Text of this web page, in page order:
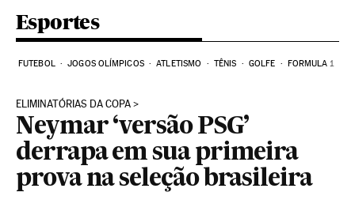
Esportes
FUTEBOL JOGOS OLÍMPICOS ATLETISMO TÊNIS GOLFE FORMULA 1
ELIMINATÓRIAS DA COPA
Neymar ‘versão PSG’
derrapa em sua primeira
prova na seleção brasileira